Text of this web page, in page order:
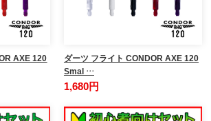
AXE 120
ダーツ フライト CONDOR AXE 120
Smal …
1,680円